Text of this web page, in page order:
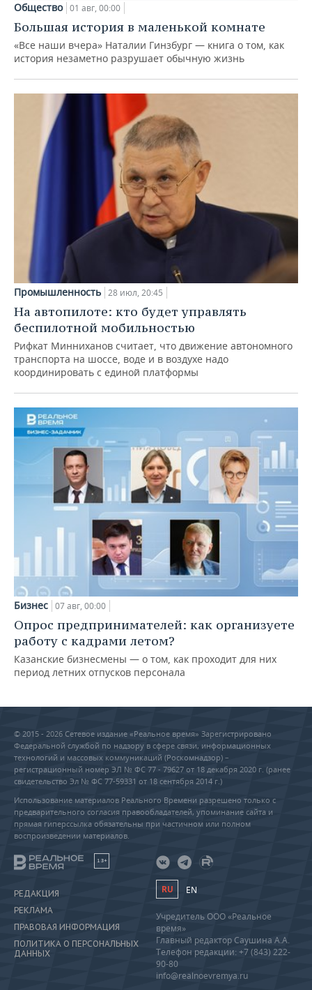
Общество 01 авг, 00:00
Большая история в маленькой комнате
«Все наши вчера» Наталии Гинзбург — книга о том, как
история незаметно разрушает обычную жизнь
Промышленность 28 июл, 20:45
На автопилоте: кто будет управлять
беспилотной мобильностью
Рифкат Минниханов считает, что движение автономного
транспорта на шоссе, воде и в воздухе надо
координировать с единой платформы
Бизнес 07 авг, 00:00
Опрос предпринимателей: как организуете
работу с кадрами летом?
Казанские бизнесмены — о том, как проходит для них
период летних отпусков персонала
© 2015 - 2026 Сетевое издание «Реальное время» Зарегистрировано
Федеральной службой по надзору в сфере связи, информационных
технологий и массовых коммуникаций (Роскомнадзор) –
регистрационный номер ЭЛ № ФС 77 - 79627 от 18 декабря 2020 г. (ранее
свидетельство Эл № ФС 77-59331 от 18 сентября 2014 г.)
Использование материалов Реального Времени разрешено только с
предварительного согласия правообладателей, упоминание сайта и
прямая гиперссылка обязательны при частичном или полном
воспроизведении материалов.
18+
РЕДАКЦИЯ
РЕКЛАМА
ПРАВОВАЯ ИНФОРМАЦИЯ
ПОЛИТИКА О ПЕРСОНАЛЬНЫХ
ДАННЫХ
RU EN
Учредитель ООО «Реальное
время»
Главный редактор Саушина А.А.
Телефон редакции: +7 (843) 222-
90-80
info@realnoevremya.ru